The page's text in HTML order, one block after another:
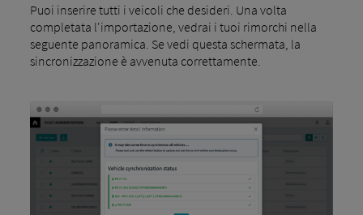
Puoi inserire tutti i veicoli che desideri. Una volta
completata l'importazione, vedrai i tuoi rimorchi nella
seguente panoramica. Se vedi questa schermata, la
sincronizzazione è avvenuta correttamente.